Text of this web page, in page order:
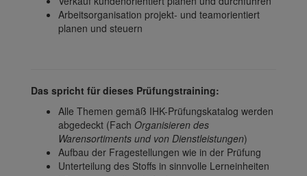
Arbeitsorganisation projekt- und teamorientiert
planen und steuern
Das spricht für dieses Prüfungstraining:
Alle Themen gemäß IHK-Prüfungskatalog werden
abgedeckt (Fach Organisieren des
Warensortiments und von Dienstleistungen)
Aufbau der Fragestellungen wie in der Prüfung
Unterteilung des Stoffs in sinnvolle Lerneinheiten